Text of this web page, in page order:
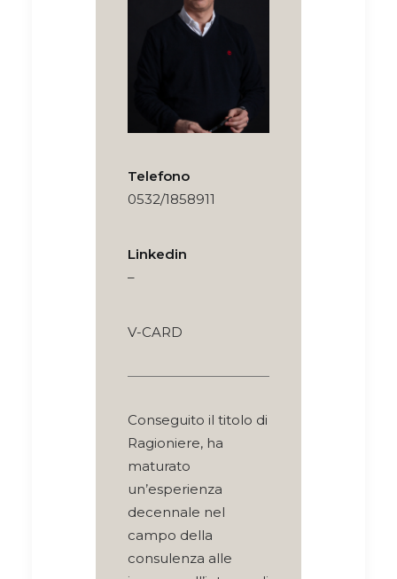
Telefono
0532/1858911
Linkedin
–
V-CARD
Conseguito il titolo di
Ragioniere, ha
maturato
un’esperienza
decennale nel
campo della
consulenza alle